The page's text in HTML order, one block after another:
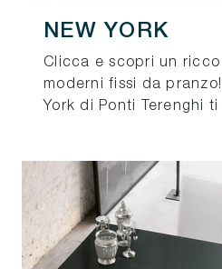
NEW YORK
Clicca e scopri un ricco
moderni fissi da
York di Ponti Terenghi